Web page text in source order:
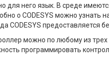
для него язык. В среде
о CODESYS можно узнать
CODESYS предоставляется
можно по любому из
программировать